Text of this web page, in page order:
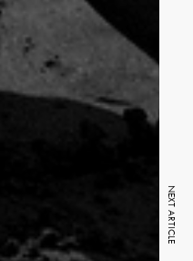
NEXT ARTICLE